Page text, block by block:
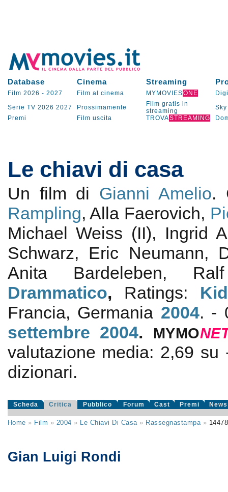
Database Cinema Streaming
Film 2026 - 2027 Film al cinema MYMOVIESONE
Serie TV 2026 2027 Prossimamente
Film gratis in
streaming
Sky
Premi
Film uscita TROVASTREAMING
Le chiavi di casa
Un film di Gianni Amelio.
Rampling, Alla Faerovich,
Michael Weiss (II), Ingrid
Schwarz, Eric Neumann,
Anita Bardeleben,
Drammatico, Ratings:
Francia, Germania 2004. -
settembre 2004. MYMONE
valutazione media: 2,69 su
dizionari.
Scheda Critica Pubblico Forum Cast Premi News
Home » Film » 2004 » Le Chiavi Di Casa» Rassegnastampa» 14478
Gian Luigi Rondi